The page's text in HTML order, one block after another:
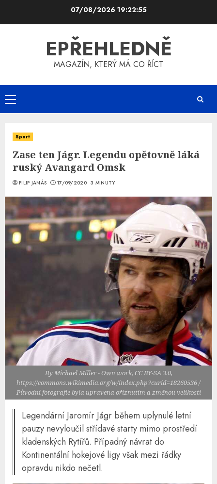
07/08/2026 19:22:56
EPŘEHLEDNĚ
MAGAZÍN, KTERÝ MÁ CO ŘÍCT
Primary
Menu
Sport
Zase ten Jágr. Legendu opětovně láká
ruský Avangard Omsk
FILIP JANÁS 17/09/2020 3 MINUTY
By Michael Miller - Own work, CC BY-SA 3.0,
https://commons.wikimedia.org/w/index.php?curid=18260536 /
Původní fotografie byla upravena oříznutím a změnou velikosti
Legendární Jaromír Jágr během uplynulé letní
pauzy nevyloučil střídavé starty mimo prostředí
kladenských Rytířů. Případný návrat do
Kontinentální hokejové ligy však mezi řádky
opravdu nikdo nečetl.